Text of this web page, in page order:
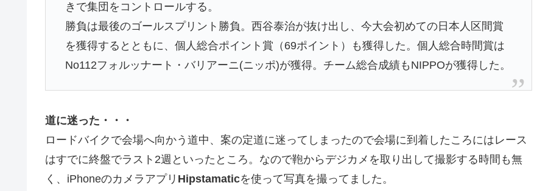
きで集団をコントロールする。
勝負は最後のゴールスプリント勝負。西谷泰治が抜け出し、今大会初めての日本人区間賞
を獲得するとともに、個人総合ポイント賞（69ポイント）も獲得した。個人総合時間賞は
No112フォルッナート・バリアーニ(ニッポ)が獲得。チーム総合成績もNIPPOが獲得した。
道に迷った・・・
ロードバイクで会場へ向かう道中、案の定道に迷ってしまったので会場に到着したころにはレース
はすでに終盤でラスト2週といったところ。なので鞄からデジカメを取り出して撮影する時間も無
く、iPhoneのカメラアプリ Hipstamaticを使って写真を撮ってました。